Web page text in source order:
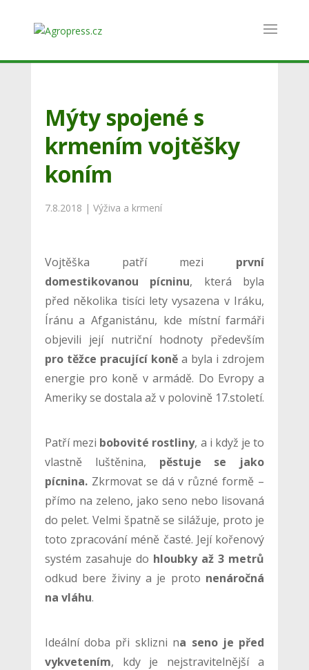
Mýty spojené s
krmením vojtěšky
koním
7.8.2018 | Výživa a krmení
Vojtěška patří mezi první
domestikovanou pícninu, která byla
před několika tisíci lety vysazena v Iráku,
Íránu a Afganistánu, kde místní farmáři
objevili její nutriční hodnoty především
pro těžce pracující koněa byla i zdrojem
energie pro koně v armádě. Do Evropy a
Ameriky se dostala až v polovině 17.století.
Patří mezi bobovité rostliny, a i když je to
vlastně luštěnina, pěstuje se jako
pícnina.Zkrmovat se dá v různé formě –
přímo na zeleno, jako seno nebo lisovaná
do pelet. Velmi špatně se silážuje, proto je
toto zpracování méně časté. Její kořenový
systém zasahuje do hloubky až 3 metrů
odkud bere živiny a je proto nenáročná
na vláhu.
Ideální doba při sklizni na seno je před
vykvetením, kdy je nejstravitelnější a